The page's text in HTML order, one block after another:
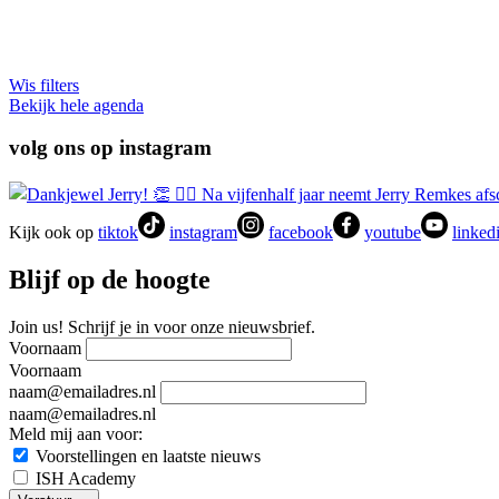
Wis filters
Bekijk hele agenda
volg ons op instagram
Kijk ook op tiktok instagram facebook youtube
Blijf op de hoogte
Join us! Schrijf je in voor onze nieuwsbrief.
Voornaam
Voornaam
naam@emailadres.nl
naam@emailadres.nl
Meld mij aan voor:
Voorstellingen en laatste nieuws
ISH Academy